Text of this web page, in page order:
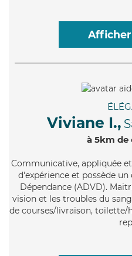
Viviane I.,
à 5km de
Communicative, appliquée
d'expérience et possède
Dépendance (ADVD).
vision et les troubles du
de courses/livraison,